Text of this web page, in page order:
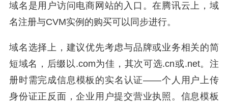
域名是用户访问电商网站的入口。在腾讯云上，域
名注册与CVM实例的购买可以同步进行。
域名选择上，建议优先考虑与品牌或业务相关的简
短域名，后缀以.com为佳，其次可选.cn或.net。注
册时需完成信息模板的实名认证——个人用户上传
身份证正反面，企业用户提交营业执照。信息模板